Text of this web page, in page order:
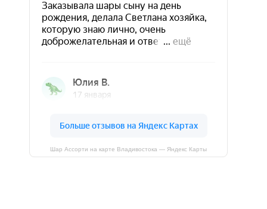
Шар Ассорти на карте Владивостока — Яндекс Карты